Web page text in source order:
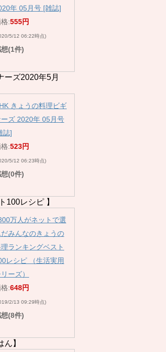
年 05月号 [雑誌]
:555円
5/12 06:22時点)
(1件)
ーズ2020年5月
きょうの料理ビギ
ズ 2020年 05月号
誌]
:523円
5/12 06:23時点)
(0件)
100レシピ 】
万人がネットで選
だみんなのきょうの
ランキングベスト
レシピ （生活実用
ーズ）
:648円
2/13 09:29時点)
(8件)
】